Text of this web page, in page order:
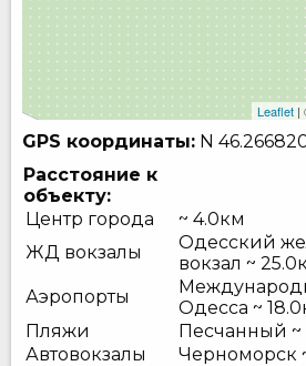
Leaflet |
GPS координаты: N
Расстояние к
объекту:
Центр города
~ 4.0км
ЖД вокзалы
Одесский
вокзал ~
Аэропорты
Одесса ~
Пляжи
Песчанный
Автовокзалы
Черноморск